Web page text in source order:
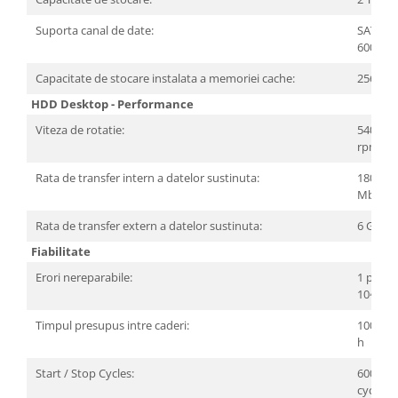
Carcase
Surse
Servere & Componente
Componente Server
Retelistica & Supraveghere
Printing
Multifunctionale
TV, Multimedia & Electronice
Suporta canal de date:
SATA
600
Capacitate de stocare instalata a memoriei cache:
256 MB
HDD Desktop - Performance
Viteza de rotatie:
5400
rpm
Rata de transfer intern a datelor sustinuta:
180
Mbps
Rata de transfer extern a datelor sustinuta:
6 Gbps
Fiabilitate
Erori nereparabile:
1 per
10^14
Timpul presupus intre caderi:
h
Start / Stop Cycles:
600000
cycles